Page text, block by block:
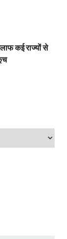
कई राज्यों से